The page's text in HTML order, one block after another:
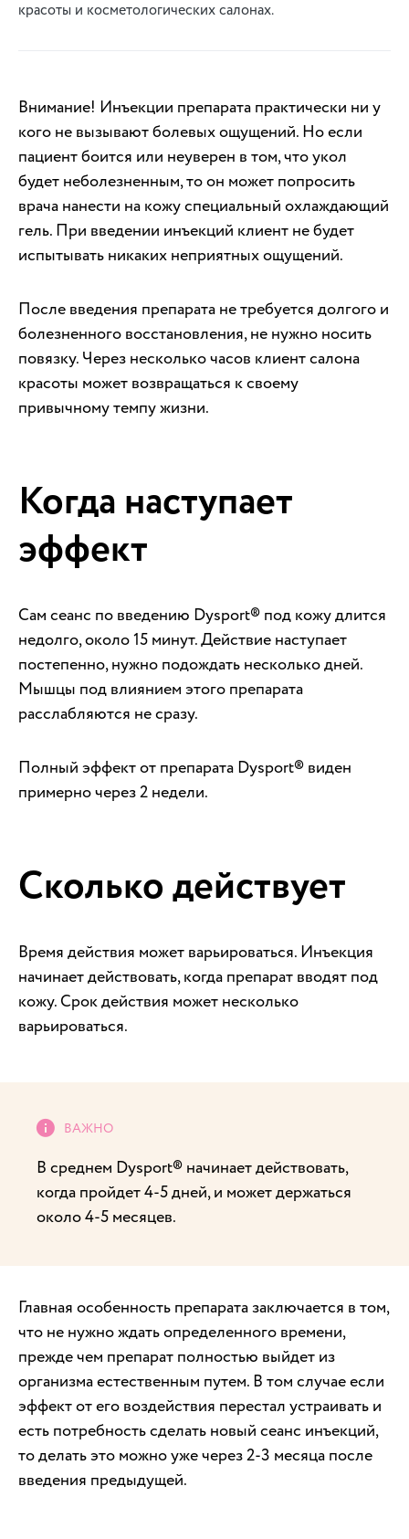
красоты и косметологических салонах.
Внимание! Инъекции препарата практически ни у
кого не вызывают болевых ощущений. Но если
пациент боится или неуверен в том, что укол
будет неболезненным, то он может попросить
врача нанести на кожу специальный охлаждающий
гель. При введении инъекций клиент не будет
испытывать никаких неприятных ощущений.
После введения препарата не требуется долгого и
болезненного восстановления, не нужно носить
повязку. Через несколько часов клиент салона
красоты может возвращаться к своему
привычному темпу жизни.
Когда наступает
эффект
Сам сеанс по введению Dysport® под кожу длится
недолго, около 15 минут. Действие наступает
постепенно, нужно подождать несколько дней.
Мышцы под влиянием этого препарата
расслабляются не сразу.
Полный эффект от препарата Dysport® виден
примерно через 2 недели.
Сколько действует
Время действия может варьироваться. Инъекция
начинает действовать, когда препарат вводят под
кожу. Срок действия может несколько
варьироваться.
В среднем Dysport® начинает действовать,
когда пройдет 4-5 дней, и может держаться
около 4-5 месяцев.
Главная особенность препарата заключается в том,
что не нужно ждать определенного времени,
прежде чем препарат полностью выйдет из
организма естественным путем. В том случае если
эффект от его воздействия перестал устраивать и
есть потребность сделать новый сеанс инъекций,
то делать это можно уже через 2-3 месяца после
введения предыдущей.